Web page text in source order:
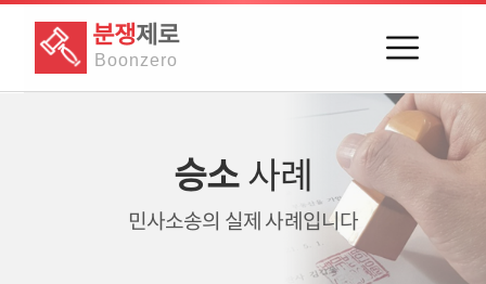
분쟁제로
Boonzero
승소사례
민사소송의 실제 사례입니다